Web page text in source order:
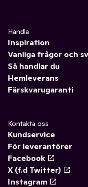
Handla
Inspiration
Vanliga frågor och
Så handlar du
Hemleverans
Färskvarugaranti
Kontakta oss
Kundservice
För leverantörer
Facebook
X (f.d Twitter)
Instagram